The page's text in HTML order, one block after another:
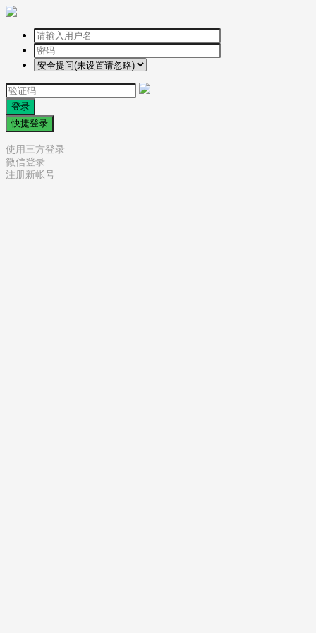
登录
快捷登录
使用三方登录
微信登录
注册新帐号